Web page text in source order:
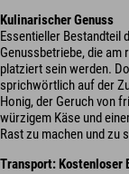
Kulinarischer Genuss
Essentieller Bestandteil
Genussbetriebe, die
platziert sein werden.
sprichwörtlich auf der
Honig, der Geruch von
würzigem Käse und
Rast zu machen und zu
Transport: Kostenloser